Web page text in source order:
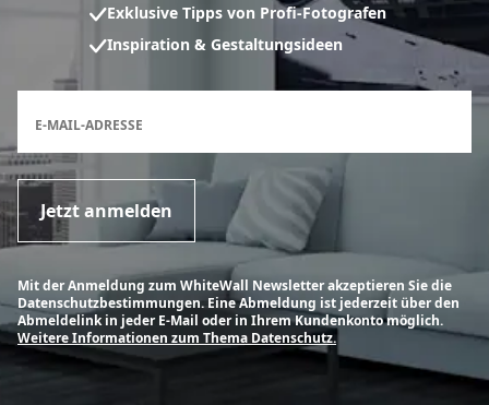
Exklusive Tipps von Profi-Fotografen
Inspiration & Gestaltungsideen
E-MAIL-ADRESSE
Jetzt anmelden
Mit der Anmeldung zum WhiteWall Newsletter akzeptieren Sie die
Datenschutzbestimmungen. Eine Abmeldung ist jederzeit über den
Abmeldelink in jeder E-Mail oder in Ihrem Kundenkonto möglich.
Weitere Informationen zum Thema Datenschutz.